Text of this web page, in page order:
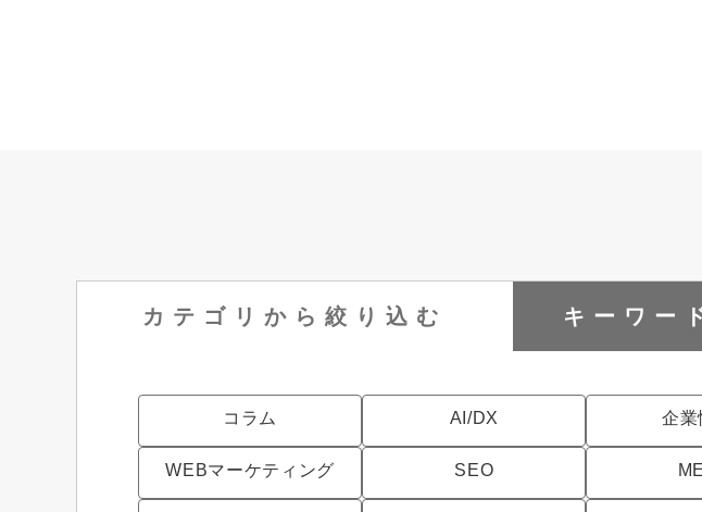
カテゴリから絞り込む キーワー
コラム AI/DX 企業
WEBマーケティング SEO